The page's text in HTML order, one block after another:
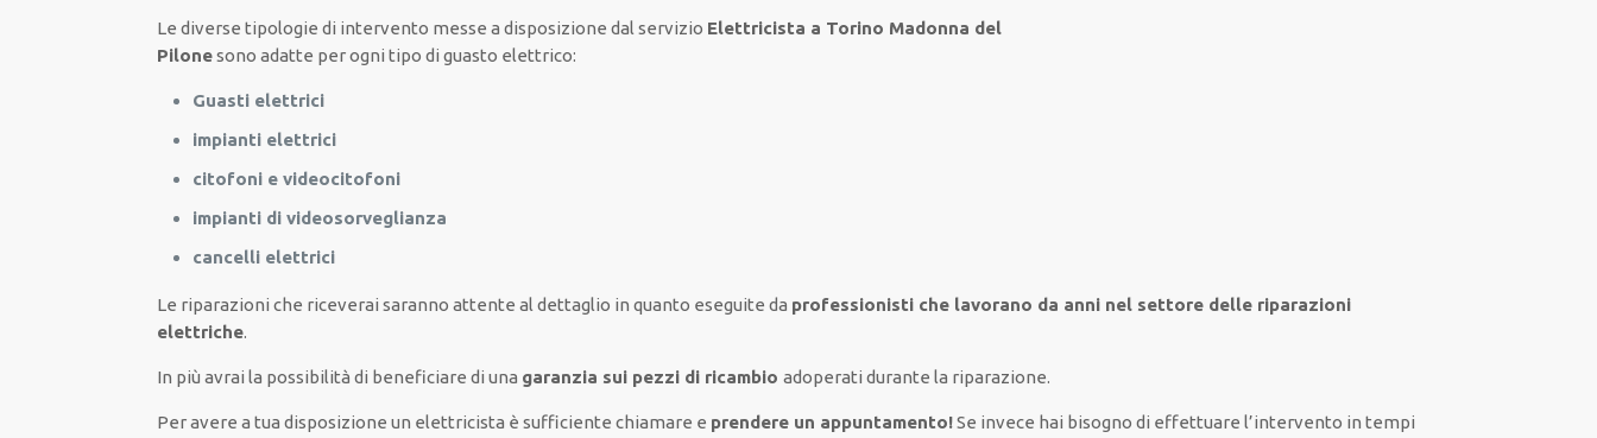
Lediverse tipologie di intervento messe a disposizione dal servizio Elettricista a Torino Madonna del
Pilonesonoadatte perogni tipo di guasto elettrico:
Guasti elettrici
impianti elettrici
citofoni e videocitofoni
impianti di videosorveglianza
cancelli elettrici
Le riparazioni che riceverai sarannoattente al dettaglio in quanto eseguite da professionisti che lavorano da anni nel settore delle riparazioni
elettriche.
In più avrai la possibilità di beneficiare di una garanzia sui pezzi di ricambioadoperati durante la riparazione.
Per averea tua disposizione un elettricista è sufficiente chiamare e prendere un appuntamento!Se invece hai bisogno di effettuare l’intervento in tempi